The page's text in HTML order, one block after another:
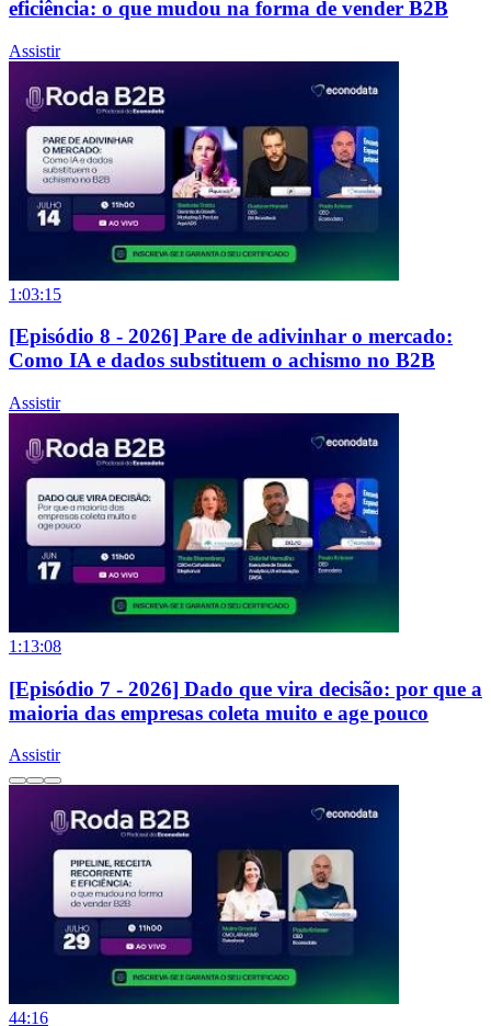
eficiência: o que mudou na forma de vender B2B
Assistir
1:03:15
[Episódio 8 - 2026] Pare de adivinhar o mercado:
Como IA e dados substituem o achismo no B2B
Assistir
1:13:08
[Episódio 7 - 2026] Dado que vira decisão: por que a
maioria das empresas coleta muito e age pouco
Assistir
44:16